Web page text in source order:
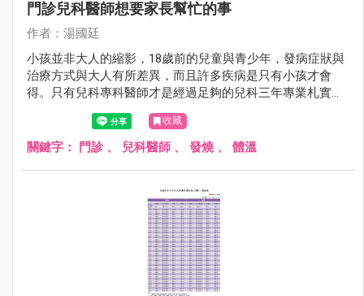
門診兒科醫師想要家長幫忙的事
作者：湯國廷
小孩並非大人的縮影，18歲前的兒童與青少年，發病症狀與
治療方式與大人有所差異，而且許多疾病是只有小孩才會
得。只有兒科專科醫師才是經過足夠的兒科三年專業札實訓
練。相較於其他科，兒科醫師對於小兒疾病全身性的評估更
收藏
關鍵字： 門診 、 兒科醫師 、 發燒、 體溫